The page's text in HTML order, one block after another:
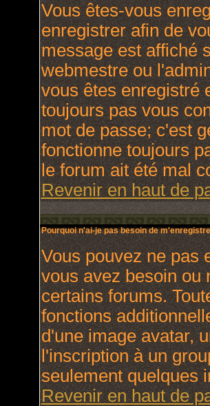
Vous êtes-vous
enregistrer afin de
message est affiché
webmestre ou
vous êtes enregistré
toujours pas vous
mot de passe; c'est
fonctionne toujours
le forum ait été mal
Revenir en haut de
Pourquoi n'ai-je pas besoin de
Vous pouvez ne pas
vous avez besoin ou
certains forums.
fonctions
d'une image avatar,
l'inscription à un
seulement quelques
Revenir en haut de